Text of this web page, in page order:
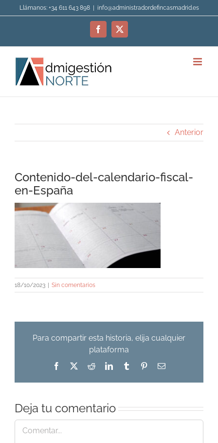
Saltar
al
Llámanos: +34 611 643 898 info@administradordefincasmadrid.es
Facebook
X
Anterior
Contenido-del-calendario-fiscal-
en-España
18/10/2023 Sin comentarios
Para compartir esta historia, elija cualquier
plataforma
Facebook RedditLinkedInTumblr PinterestCorreo
Deja tu comentario
Comentar